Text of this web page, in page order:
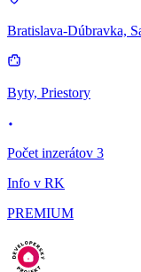
Bratislava-Dúbravka,
Byty, Priestory
Počet inzerátov 3
Info v RK
PREMIUM